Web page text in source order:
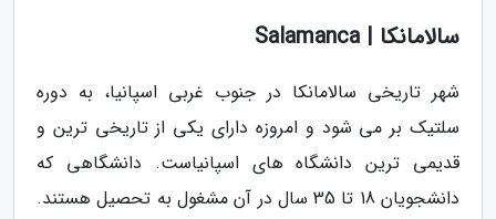
سالامانکا | Salamanca
شهر تاریخی سالامانکا در جنوب غربی اسپانیا، به دوره
سلتیک بر می شود و امروزه دارای یکی از تاریخی ترین و
قدیمی ترین دانشگاه های اسپانیاست. دانشگاهی که
دانشجویان 18 تا 35 سال در آن مشغول به تحصیل هستند.